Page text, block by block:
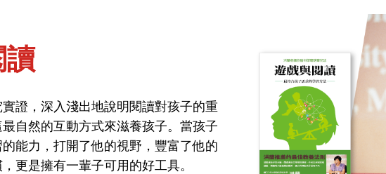
最新觀點 Podcast
證，深入淺出地說明閱讀對孩子的重
自然的互動方式來滋養孩子。當孩子
能力，打開了他的視野，豐富了他的
更是擁有一輩子可用的好工具。